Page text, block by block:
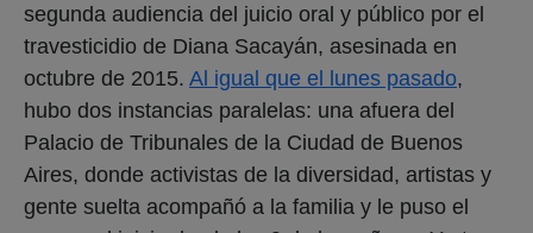
segunda audiencia del juicio oral y público por el
travesticidio de Diana Sacayán, asesinada en
octubre de 2015. Al igual que el lunes pasado,
hubo dos instancias paralelas: una afuera del
Palacio de Tribunales de la Ciudad de Buenos
Aires, donde activistas de la diversidad, artistas y
gente suelta acompañó a la familia y le puso el